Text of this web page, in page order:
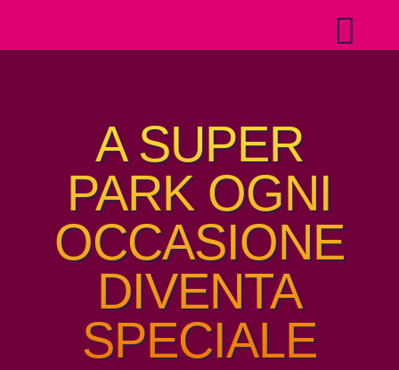
al
Il park
Attrazioni
Compleanni
Eventi
A SUPER
PARK OGNI
OCCASIONE
DIVENTA
SPECIALE